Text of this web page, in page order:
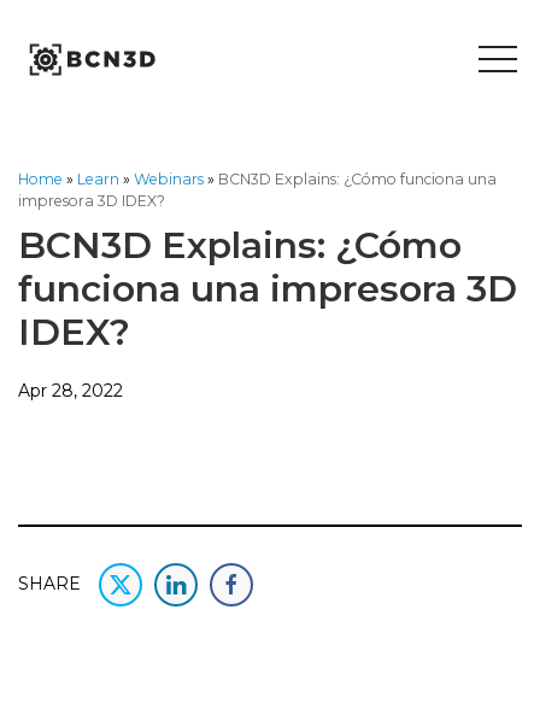
content
Home » Learn » Webinars » BCN3D Explains: ¿Cómo funciona una
impresora 3D IDEX?
BCN3D Explains: ¿Cómo
funciona una impresora 3D
IDEX?
Apr 28, 2022
SHARE